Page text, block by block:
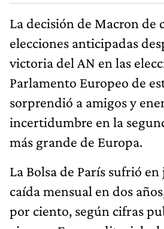
La decisión de Macron de
elecciones anticipadas
victoria del AN en las
Parlamento Europeo de
sorprendió a amigos y
incertidumbre en la
más grande de Europa.
La Bolsa de París sufrió
caída mensual en dos
por ciento, según cifras